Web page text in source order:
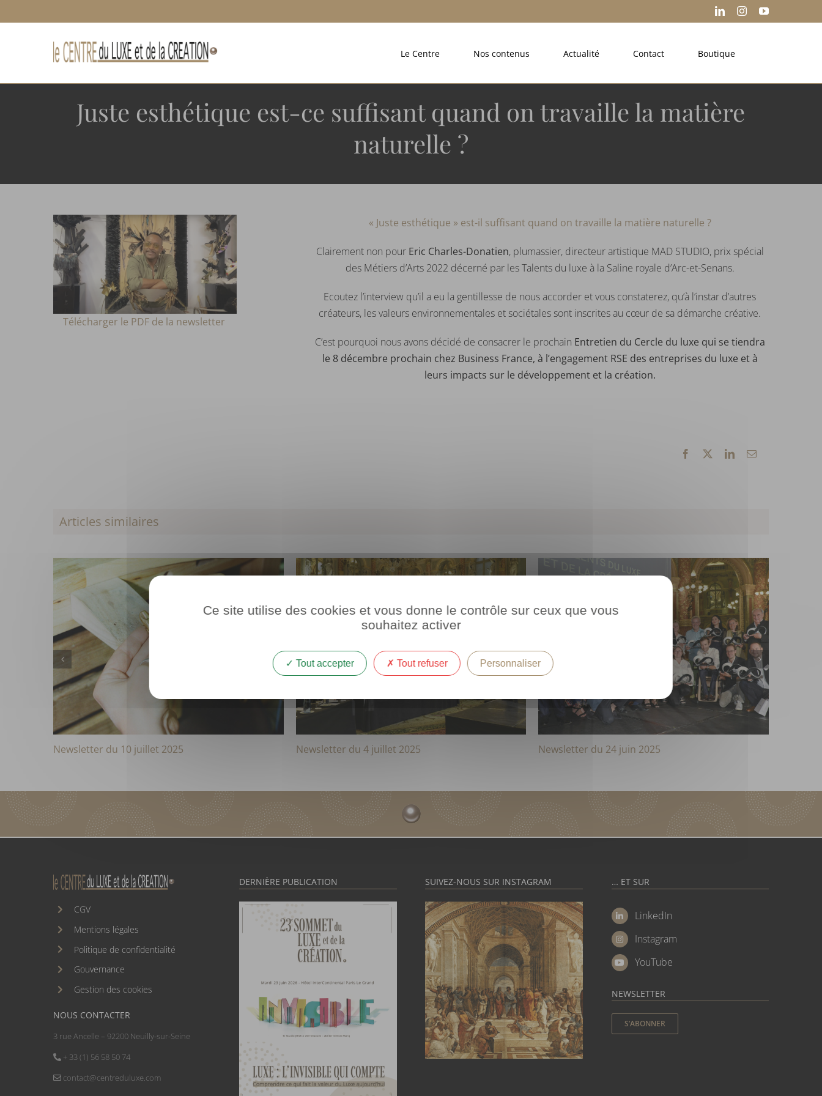
au
LinkedInInstagramYouTube
Le Centre Nos contenus Actualité Contact Boutique
Juste esthétique est-ce suffisant quand on travaille la matière
naturelle ?
Télécharger le PDF de la newsletter
« Juste esthétique » est-il suffisant quand on travaille la matière naturelle ?
Clairement non pour Eric Charles-Donatien, plumassier, directeur artistique MAD STUDIO, prix spécial
des Métiers d’Arts 2022 décerné par les Talents du luxe à la Saline royale d’Arc-et-Senans.
Ecoutez l’interview qu’il a eu la gentillesse de nous accorder et vous constaterez, qu’à l’instar d’autres
créateurs, les valeurs environnementales et sociétales sont inscrites au cœur de sa démarche créative.
C’est pourquoi nous avons décidé de consacrer le prochain Entretien du Cercle du luxe qui se tiendra
le 8 décembre prochain chez Business France, à l’engagement RSE des entreprises du luxe et à
leurs impacts sur le développement et la création.
Facebook LinkedInEmail
Articles similaires
Newsletter du 10 juillet 2025 Newsletter du 4 juillet 2025 Newsletter du 24 juin 2025
CGV
Mentions légales
Politique de confidentialité
Gouvernance
Gestion des cookies
NOUS CONTACTER
3 rue Ancelle – 92200 Neuilly-sur-Seine
+ 33 (1) 56 58 50 74
contact@centreduluxe.com
DERNIÈRE PUBLICATION SUIVEZ-NOUS SUR INSTAGRAM … ET SUR
LinkedIn
Instagram
YouTube
NEWSLETTER
S’ABONNER
Ce site utilise des cookies et vous donne le contrôle sur ceux que vous
souhaitez activer
Tout accepter Tout refuser Personnaliser